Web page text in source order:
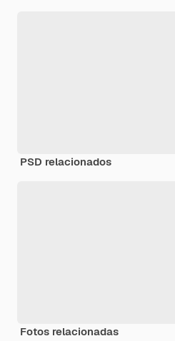
PSD relacionados
Fotos relacionadas